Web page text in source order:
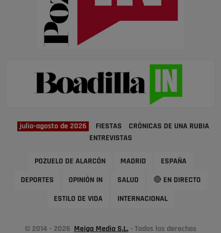
julio-agosto de 2026 FIESTAS
CRÓNICAS DE UNA RUBIA
ENTREVISTAS
POZUELO DE ALARCÓN MADRID ESPAÑA
DEPORTES OPINIÓN IN SALUD 🔴 EN DIRECTO
ESTILO DE VIDA INTERNACIONAL
© 2014 - 2026 Meiga Media S.L. - Todos los derechos